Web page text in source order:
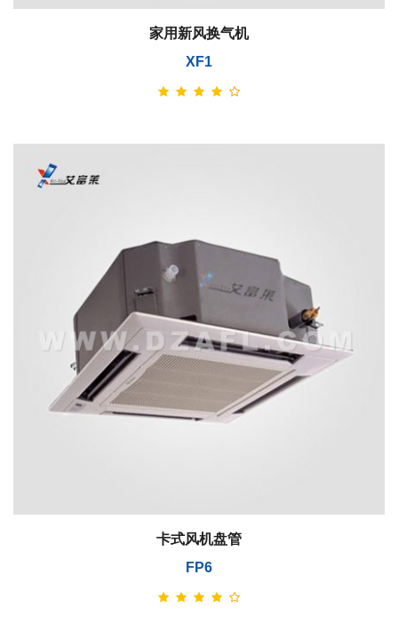
家用新风换气机
XF1
卡式风机盘管
FP6